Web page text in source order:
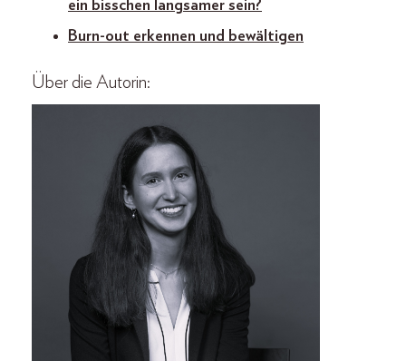
ein bisschen langsamer sein?
Burn-out erkennen und bewältigen
Über die Autorin: